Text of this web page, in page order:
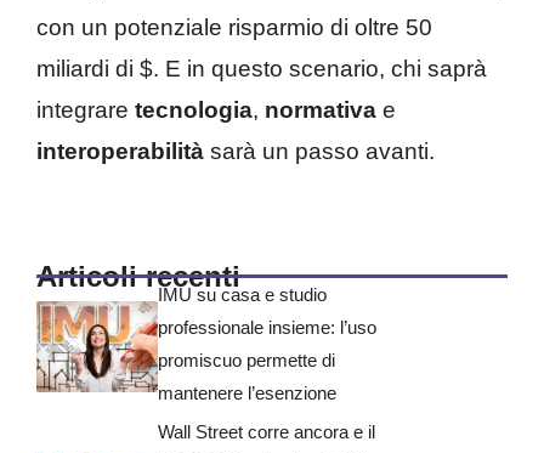
con un potenziale risparmio di oltre 50
miliardi di $. E in questo scenario, chi saprà
integrare tecnologia, normativa e
interoperabilità sarà un passo avanti.
Articoli recenti
IMU su casa e studio
professionale insieme: l’uso
promiscuo permette di
mantenere l’esenzione
Wall Street corre ancora e il